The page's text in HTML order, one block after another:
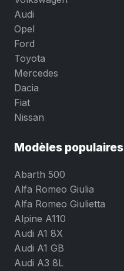
Audi
Opel
Ford
Toyota
Mercedes
Dacia
Fiat
Nissan
Modèles populaires
Abarth 500
Alfa Romeo Giulia
Alfa Romeo Giulietta
Alpine A110
Audi A1 8X
Audi A1 GB
Audi A3 8L